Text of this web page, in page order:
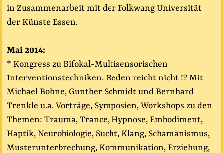
in Zusammenarbeit mit der Folkwang Universität
der Künste Essen.
Mai 2014:
* Kongress zu Bifokal-Multisensorischen
Interventionstechniken: Reden reicht nicht !? Mit
Michael Bohne, Gunther Schmidt und Bernhard
Trenkle u.a. Vorträge, Symposien, Workshops zu den
Themen: Trauma, Trance, Hypnose, Embodiment,
Haptik, Neurobiologie, Sucht, Klang, Schamanismus,
Musterunterbrechung, Kommunikation, Erziehung,